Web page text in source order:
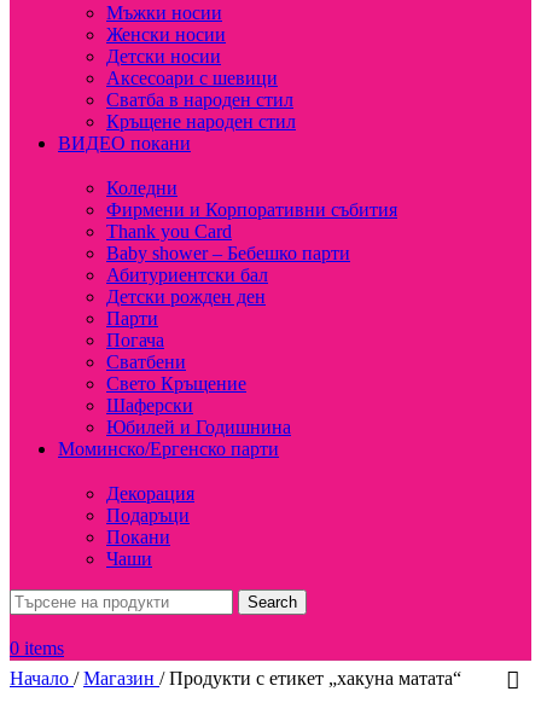
Мъжки носии
Женски носии
Детски носии
Аксесоари с шевици
Сватба в народен стил
Кръщене народен стил
ВИДЕО покани
Коледни
Фирмени и Корпоративни събития
Thank you Card
Baby shower – Бебешко парти
Абитуриентски бал
Детски рожден ден
Парти
Погача
Сватбени
Свето Кръщение
Шаферски
Юбилей и Годишнина
Моминско/Ергенско парти
Декорация
Подаръци
Покани
Чаши
Search
0 items
Начало / Магазин / Продукти с етикет „хакуна матата“